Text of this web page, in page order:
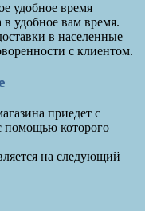
удобное время
в удобное вам время.
в населенные
с клиентом.
приедет с
помощью которого
на следующий